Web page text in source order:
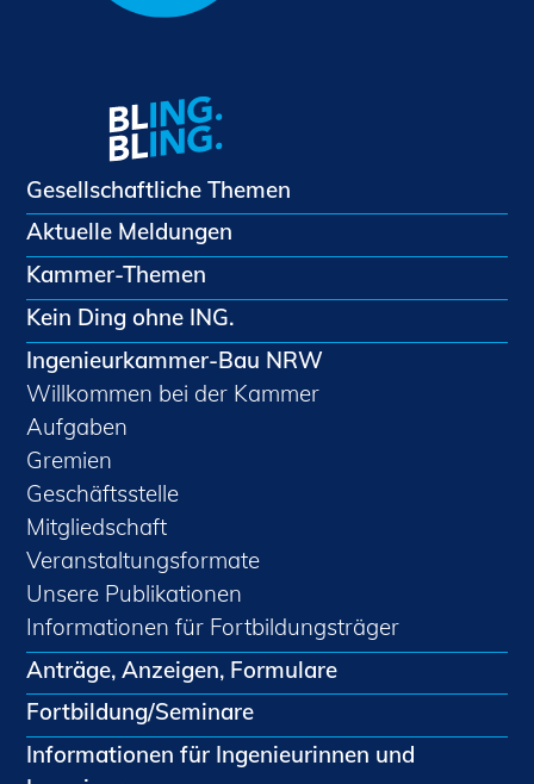
Gesellschaftliche Themen
Aktuelle Meldungen
Kammer-Themen
Kein Ding ohne ING.
Ingenieurkammer-Bau NRW
Willkommen bei der Kammer
Aufgaben
Gremien
Geschäftsstelle
Mitgliedschaft
Veranstaltungsformate
Unsere Publikationen
Informationen für Fortbildungsträger
Anträge, Anzeigen, Formulare
Fortbildung/Seminare
Informationen für Ingenieurinnen und